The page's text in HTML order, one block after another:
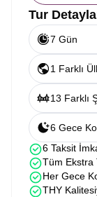
Tur
7 Gün
1 Farklı
13 Farklı
6 Gece
6 Taksit
Tüm Ekstra
Her Gece
THY